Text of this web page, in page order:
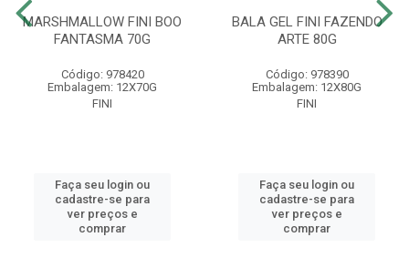
MARSHMALLOW FINI BOO
FANTASMA 70G
Código: 978420
Embalagem: 12X70G
FINI
Faça seu login ou
cadastre-se para
ver preços e
comprar
BALA GEL FINI FAZENDO
ARTE 80G
Código: 978390
Embalagem: 12X80G
FINI
Faça seu login ou
cadastre-se para
ver preços e
comprar